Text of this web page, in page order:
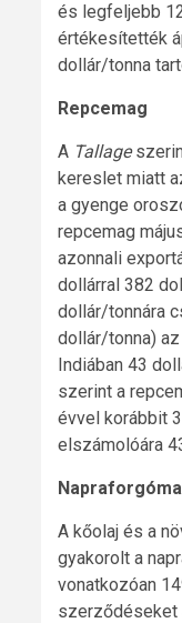
és legfeljebb
értékesítették
dollár/tonna
Repcemag
A Tallage
kereslet miatt
a gyenge
repcemag
azonnali
dollárral 382
dollár/tonnára
dollár/tonna)
Indiában 43
szerint a
évvel korábbit
elszámolóára
A kőolaj és a
gyakorolt a
vonatkozóan
szerződéseket